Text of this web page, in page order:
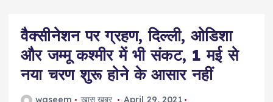
वैक्सीनेशन पर ग्रहण, दिल्ली, ओडिशा
और जम्मू कश्मीर में भी संकट, 1 मई से
नया चरण शुरू होने के आसार नहीं
waseem ख़ास ख़बर
April 29, 2021